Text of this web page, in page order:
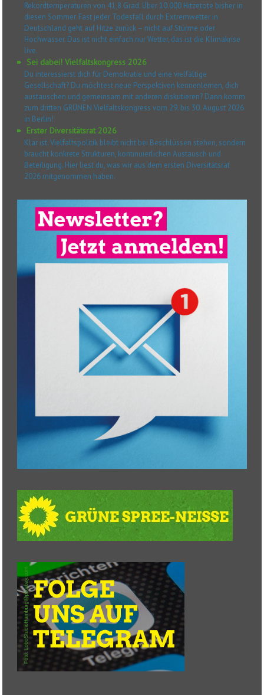
Rekordtemperaturen von 41,8 Grad. Über 10.000 Hitzetote bisher in
diesen Sommer. Fast jeder Todesfall durch Extremwetter in
Deutschland geht auf Hitze zurück – nicht auf Stürme oder
Hochwasser. Das ist nicht einfach nur Wetter, das ist die Klimakrise
live.
Sei dabei! Vielfaltskongress 2026
Du interessierst dich für Demokratie und eine vielfältige
Gesellschaft? Du möchtest neue Perspektiven kennenlernen, dich
austauschen und gemeinsam mit anderen diskutieren? Dann komm
zum dritten GRÜNEN Vielfaltskongress vom 29. bis 30. August 2026
in Berlin!
Erster Diversitätsrat 2026
Klar ist: Vielfaltspolitik bleibt nicht bei Beschlüssen stehen, sondern
braucht konkrete Strukturen, kontinuierlichen Austausch und
Beteiligung. Hier liest du, was wir aus dem ersten Diversitätsrat
2026 mitgenommen haben.